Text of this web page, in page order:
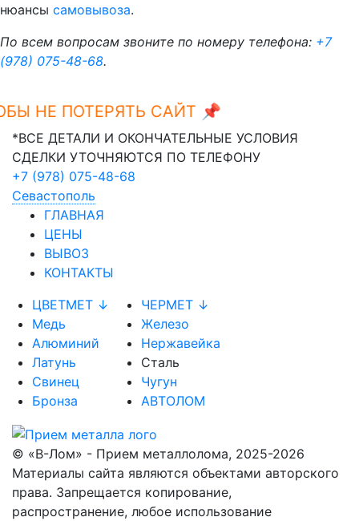
нюансы самовывоза.
По всем вопросам звоните по номеру телефона: +7
(978) 075-48-68.
НЕ ПОТЕРЯТЬ САЙТ 📌Ctrl+D
*ВСЕ ДЕТАЛИ И ОКОНЧАТЕЛЬНЫЕ УСЛОВИЯ
СДЕЛКИ УТОЧНЯЮТСЯ ПО ТЕЛЕФОНУ
+7 (978) 075-48-68
Севастополь
ГЛАВНАЯ
ЦЕНЫ
ВЫВОЗ
КОНТАКТЫ
ЦВЕТМЕТ ↓
Медь
Алюминий
Латунь
Свинец
Бронза
ЧЕРМЕТ ↓
Железо
Нержавейка
Сталь
Чугун
АВТОЛОМ
© «В-Лом» - Прием металлолома, 2025-2026
Материалы сайта являются объектами авторского
права. Запрещается копирование,
распространение, любое использование